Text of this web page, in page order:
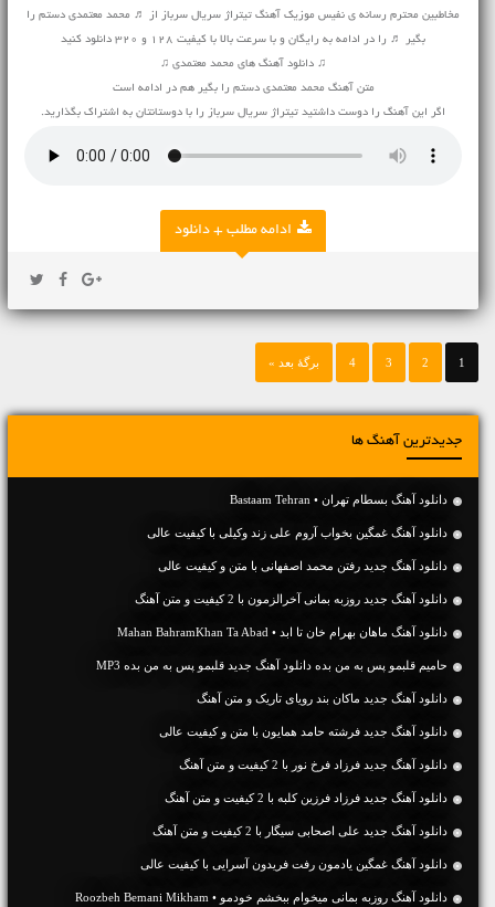
مخاطبین محترم رسانه ی نفیس موزیک آهنگ تیتراژ سریال سرباز از ♬ محمد معتمدی دستم را
بگیر ♬ را در ادامه به رایگان و با سرعت بالا با کیفیت 128 و 320 دانلود کنید
♫ دانلود آهنگ های محمد معتمدی ♫
متن آهنگ محمد معتمدی دستم را بگیر هم در ادامه است
اگر این آهنگ را دوست داشتید تیتراژ سریال سرباز را با دوستانتان به اشتراک بگذارید.
ادامه مطلب + دانلود
1
2
3
4 برگهٔ بعد »
جدیدترین آهنگ ها
دانلود آهنگ بسطام تهران • Bastaam Tehran
دانلود آهنگ غمگین بخواب آروم علی زند وکیلی با کیفیت عالی
دانلود آهنگ جديد رفتن محمد اصفهانی با متن و کیفیت عالی
دانلود آهنگ جديد روزبه بمانی آخرالزمون با 2 کیفیت و متن آهنگ
دانلود آهنگ ماهان بهرام خان تا ابد • Mahan BahramKhan Ta Abad
حامیم قلبمو پس به من بده دانلود آهنگ جدید قلبمو پس به من بده MP3
دانلود آهنگ جديد ماکان بند رویای تاریک و متن آهنگ
دانلود آهنگ جديد فرشته حامد همایون با متن و کیفیت عالی
دانلود آهنگ جديد فرزاد فرخ نور با 2 کیفیت و متن آهنگ
دانلود آهنگ جديد فرزاد فرزین کلبه با 2 کیفیت و متن آهنگ
دانلود آهنگ جديد علی اصحابی سیگار با 2 کیفیت و متن آهنگ
دانلود آهنگ غمگین یادمون رفت فریدون آسرایی با کیفیت عالی
دانلود آهنگ روزبه بمانی میخوام ببخشم خودمو • Roozbeh Bemani Mikham